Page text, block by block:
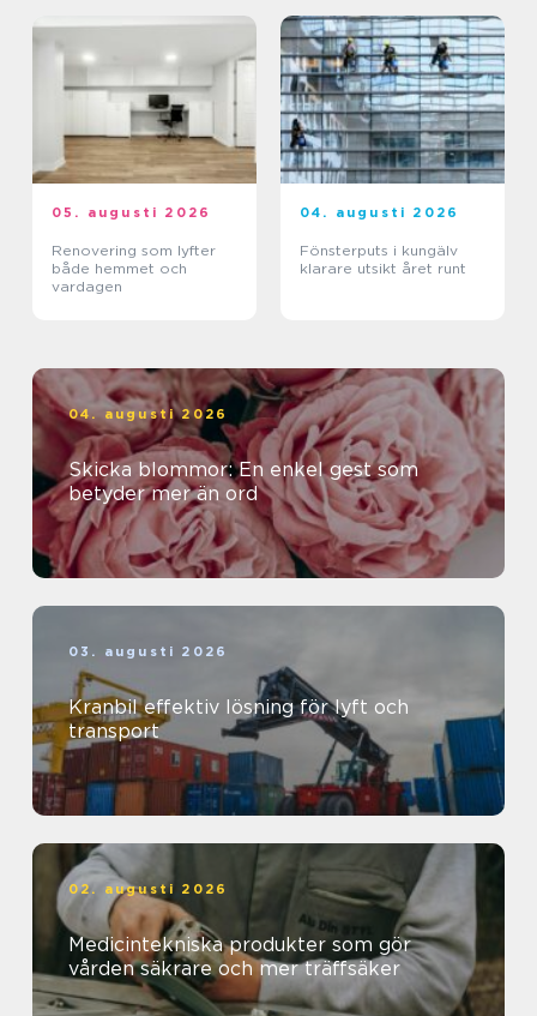
05. augusti 2026
Renovering som lyfter
både hemmet och
vardagen
04. augusti 2026
Fönsterputs i kungälv
klarare utsikt året runt
04. augusti 2026
Skicka blommor: En enkel gest som
betyder mer än ord
03. augusti 2026
Kranbil effektiv lösning för lyft och
transport
02. augusti 2026
Medicintekniska produkter som gör
vården säkrare och mer träffsäker